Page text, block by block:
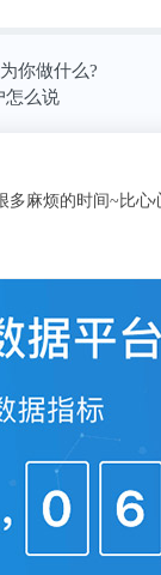
2?
你做什么?
怎么说
论文啦，再也不用